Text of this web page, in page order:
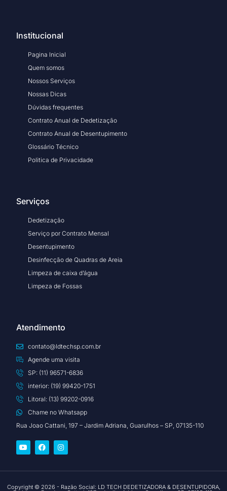
Institucional
Pagina Inicial
Quem somos
Nossos Serviços
Nossas Dicas
Dúvidas frequentes
Contrato Anual de Dedetização
Contrato Anual de Desentupimento
Glossário Técnico
Politica de Privacidade
Serviços
Dedetização
Serviço por Contrato Mensal
Desentupimento
Desinfecção de Quadras de Areia
Limpeza de caixa d’água
Limpeza de Fossas
Atendimento
contato@ldtechsp.com.br
Agende uma visita
SP: (11) 96571-6836
interior: (19) 99420-1751
Litoral: (13) 99202-0916
Chame no Whatsapp
Rua Joao Cattani, 197 – Jardim Adriana, Guarulhos – SP, 07135-110
Copyright © 2026 - Razão Social: LD TECH DEDETIZADORA & DESENTUPIDORA,